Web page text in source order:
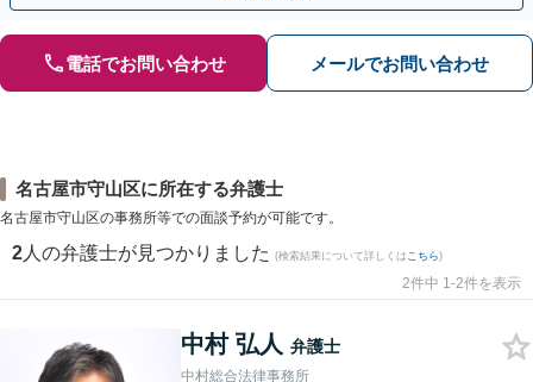
電話でお問い合わせ メールでお問い合わせ
名古屋市守山区に所在する弁護士
名古屋市守山区の事務所等での面談予約が可能です。
2 人の弁護士が見つかりました (検索結果について詳しくは こちら)
2件中 1-2件を表示
中村 弘人 弁護士
中村総合法律事務所